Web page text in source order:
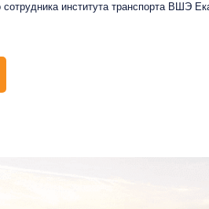
института транспорта ВШЭ